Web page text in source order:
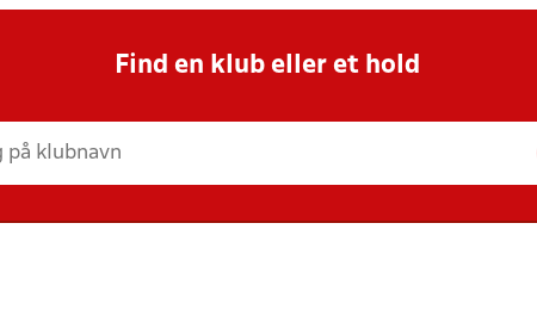
Find en klub eller et hold